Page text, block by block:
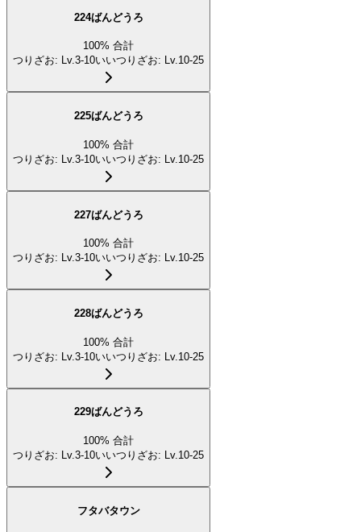
224ばんどうろ
100% 合計
つりざお: Lv.3-10いいつりざお: Lv.10-25
225ばんどうろ
100% 合計
つりざお: Lv.3-10いいつりざお: Lv.10-25
227ばんどうろ
100% 合計
つりざお: Lv.3-10いいつりざお: Lv.10-25
228ばんどうろ
100% 合計
つりざお: Lv.3-10いいつりざお: Lv.10-25
229ばんどうろ
100% 合計
つりざお: Lv.3-10いいつりざお: Lv.10-25
フタバタウン